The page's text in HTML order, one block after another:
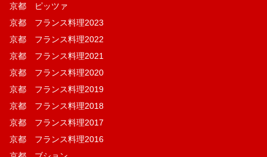
京都 ピッツァ
京都 フランス料理2023
京都 フランス料理2022
京都 フランス料理2021
京都 フランス料理2020
京都 フランス料理2019
京都 フランス料理2018
京都 フランス料理2017
京都 フランス料理2016